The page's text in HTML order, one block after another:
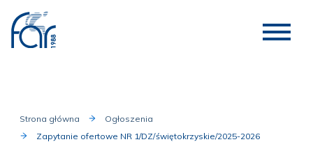
Strona główna
Ogłoszenia
Zapytanie ofertowe NR 1/DZ/świętokrzyskie/2025-2026